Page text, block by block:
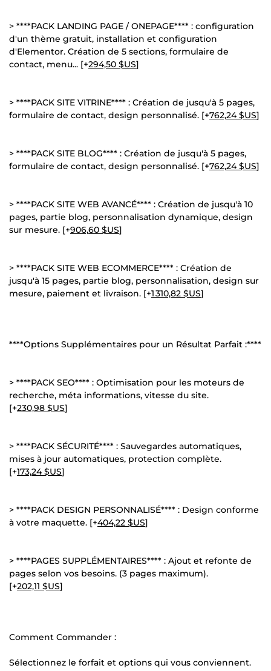
> ****PACK LANDING PAGE / ONEPAGE**** : configuration
d'un thème gratuit, installation et configuration
d'Elementor. Création de 5 sections, formulaire de
contact, menu... [+294,50 $US]
> ****PACK SITE VITRINE**** : Création de jusqu'à 5 pages,
formulaire de contact, design personnalisé. [+762,24 $US]
> ****PACK SITE BLOG**** : Création de jusqu'à 5 pages,
formulaire de contact, design personnalisé. [+762,24 $US]
> ****PACK SITE WEB AVANCÉ**** : Création de jusqu'à 10
pages, partie blog, personnalisation dynamique, design
sur mesure. [+906,60 $US]
> ****PACK SITE WEB ECOMMERCE**** : Création de
jusqu'à 15 pages, partie blog, personnalisation, design sur
mesure, paiement et livraison. [+1 310,82 $US]
****Options Supplémentaires pour un Résultat Parfait :****
> ****PACK SEO**** : Optimisation pour les moteurs de
recherche, méta informations, vitesse du site.
[+230,98 $US]
> ****PACK SÉCURITÉ**** : Sauvegardes automatiques,
mises à jour automatiques, protection complète.
[+173,24 $US]
> ****PACK DESIGN PERSONNALISÉ**** : Design conforme
à votre maquette. [+404,22 $US]
> ****PAGES SUPPLÉMENTAIRES**** : Ajout et refonte de
pages selon vos besoins. (3 pages maximum).
[+202,11 $US]
Comment Commander :
Sélectionnez le forfait et options qui vous conviennent.